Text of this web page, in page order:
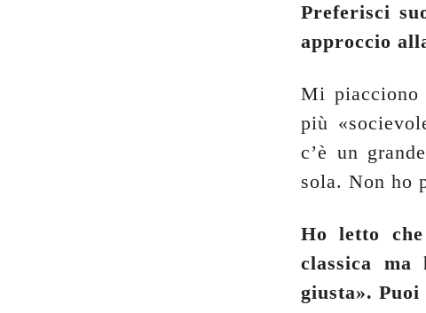
Preferisci
approccio
Mi piacciono
più
c’è un
sola. Non ho
Ho letto
classica ma
giusta».